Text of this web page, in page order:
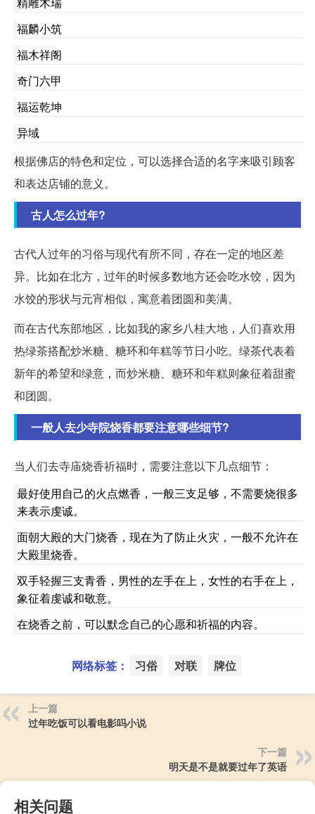
福麟小筑
福木祥阁
奇门六甲
福运乾坤
异域
根据佛店的特色和定位，可以选择合适的名字来吸引顾客
和表达店铺的意义。
古人怎么过年?
古代人过年的习俗与现代有所不同，存在一定的地区差
异。比如在北方，过年的时候多数地方还会吃水饺，因为
水饺的形状与元宵相似，寓意着团圆和美满。
而在古代东部地区，比如我的家乡八桂大地，人们喜欢用
热绿茶搭配炒米糖、糖环和年糕等节日小吃。绿茶代表着
新年的希望和绿意，而炒米糖、糖环和年糕则象征着甜蜜
和团圆。
一般人去少寺院烧香都要注意哪些细节?
当人们去寺庙烧香祈福时，需要注意以下几点细节：
最好使用自己的火点燃香，一般三支足够，不需要烧很多
来表示虔诚。
面朝大殿的大门烧香，现在为了防止火灾，一般不允许在
大殿里烧香。
双手轻握三支青香，男性的左手在上，女性的右手在上，
象征着虔诚和敬意。
在烧香之前，可以默念自己的心愿和祈福的内容。
网络标签： 习俗 对联 牌位
上一篇
过年吃饭可以看电影吗小说
下一篇
明天是不是就要过年了英语
相关问题